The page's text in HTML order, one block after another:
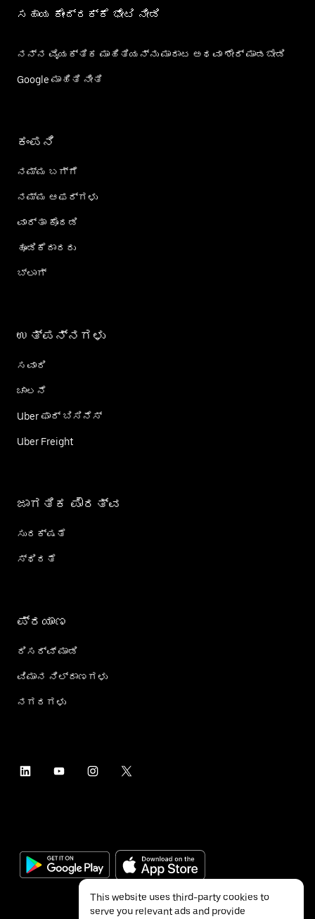
ಸಹಾಯ ಕೇಂದ್ರಕ್ಕೆ ಭೇಟಿ ನೀಡಿ
ನನ್ನ ವೈಯಕ್ತಿಕ ಮಾಹಿತಿಯನ್ನು ಮಾರಾಟ ಅಥವಾ ಶೇರ್‌ ಮಾಡಬೇಡಿ
Google ಮಾಹಿತಿ ನೀತಿ
ಕಂಪನಿ
ನಮ್ಮ ಬಗ್ಗೆ
ನಮ್ಮ ಆಫರ್‌ಗಳು
ವಾರ್ತಾ ಕೊಠಡಿ
ಹೂಡಿಕೆದಾರರು
ಬ್ಲಾಗ್
ಉತ್ಪನ್ನಗಳು
ಸವಾರಿ
ಚಾಲನೆ
Uber ಫಾರ್ ಬಿಸಿನೆಸ್
Uber Freight
ಜಾಗತಿಕ ಪೌರತ್ವ
ಸುರಕ್ಷತೆ
ಸ್ಥಿರತೆ
ಪ್ರಯಾಣ
ರಿಸರ್ವ್ ಮಾಡಿ
ವಿಮಾನ ನಿಲ್ದಾಣಗಳು
ನಗರಗಳು
This website uses third-party cookies to
serve you relevant ads and provide